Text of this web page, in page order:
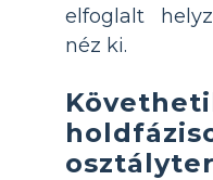
elfoglalt
néz ki.